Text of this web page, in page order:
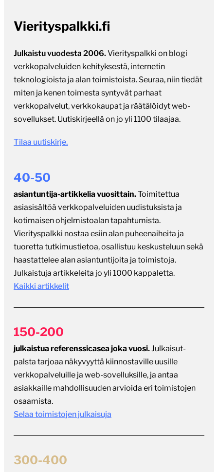
Vierityspalkki.fi
Julkaistu vuodesta 2006. Vierityspalkki on blogi
verkkopalveluiden kehityksestä, internetin
teknologioista ja alan toimistoista. Seuraa, niin tiedät
miten ja kenen toimesta syntyvät parhaat
verkkopalvelut, verkkokaupat ja räätälöidyt web-
sovellukset. Uutiskirjeellä on jo yli 1100 tilaajaa.
Tilaa uutiskirje.
40-50
asiantuntija-artikkelia vuosittain.Toimitettua
asiasisältöä verkkopalveluiden uudistuksista ja
kotimaisen ohjelmistoalan tapahtumista.
Vierityspalkki nostaa esiin alan puheenaiheita ja
tuoretta tutkimustietoa, osallistuu keskusteluun sekä
haastattelee alan asiantuntijoita ja toimistoja.
Julkaistuja artikkeleita jo yli 1000 kappaletta.
Kaikki artikkelit
150-200
julkaistua referenssicasea joka vuosi.Julkaisut-
palsta tarjoaa näkyvyyttä kiinnostaville uusille
verkkopalveluille ja web-sovelluksille, ja antaa
asiakkaille mahdollisuuden arvioida eri toimistojen
osaamista.
Selaa toimistojen julkaisuja
300-400